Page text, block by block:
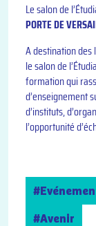
Le salon de
PORTE DE
A destination
le salon de
formation qui
d’enseignement
d’instituts,
l’opportunité
#Avenir